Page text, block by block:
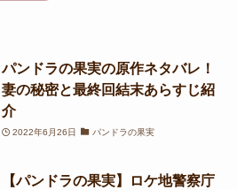
パンドラの果実の原作ネタバレ！
妻の秘密と最終回結末あらすじ紹
介
2022年6月26日 パンドラの果実
【パンドラの果実】ロケ地警察庁